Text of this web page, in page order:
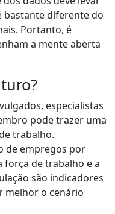
bastante diferente do
Portanto, é
a mente aberta
especialistas
pode trazer uma
trabalho.
de empregos por
força de trabalho e a
são indicadores
melhor o cenário